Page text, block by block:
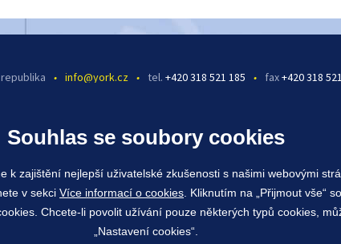
• info@york.cz • tel. +420 318 521 185 • fax+420 318
Souhlas se soubory cookies
k zajištění nejlepší uživatelské zkušenosti s našimi webovými
v sekci Více informací o cookies . Kliknutím na „Přijmout vše“
Chcete-li povolit užívání pouze některých typů cookies,
„Nastavení cookies“.